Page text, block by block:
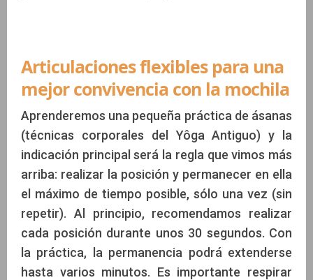
Articulaciones flexibles para una
mejor convivencia con la mochila
Aprenderemos una pequeña práctica de ásanas
(técnicas corporales del Yôga Antiguo) y la
indicación principal será la regla que vimos más
arriba: realizar la posición y permanecer en ella
el máximo de tiempo posible, sólo una vez (sin
repetir). Al principio, recomendamos realizar
cada posición durante unos 30 segundos. Con
la práctica, la permanencia podrá extenderse
hasta varios minutos. Es importante respirar